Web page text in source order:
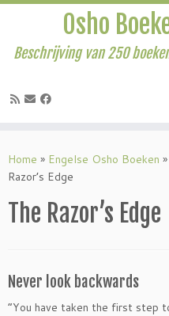
naar
inhoud
Osho
Beschrijving van 250
Home » Engelse Osho Boeken »
Razor’s Edge
The Razor’s Edge
Never look backwards
“You have taken the first step